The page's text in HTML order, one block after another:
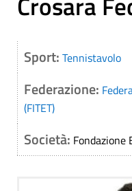
Sport: Tennistavolo
Federazione:
(FITET)
Società: Fondazione